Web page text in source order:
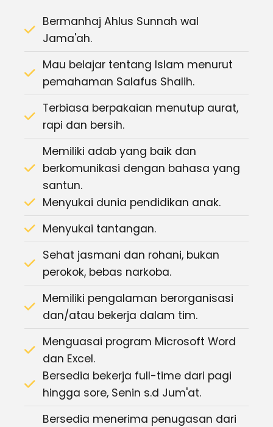
Bermanhaj Ahlus Sunnah wal
Jama'ah.
Mau belajar tentang Islam menurut
pemahaman Salafus Shalih.
Terbiasa berpakaian menutup aurat,
rapi dan bersih​.
Memiliki adab yang baik dan
berkomunikasi dengan bahasa yang
santun.
Menyukai dunia pendidikan anak.
Menyukai tantangan.
Sehat jasmani dan rohani, bukan
perokok, bebas narkoba.
Memiliki pengalaman berorganisasi
dan/atau bekerja dalam tim.
Menguasai program Microsoft Word
dan Excel.
Bersedia bekerja full-time dari pagi
hingga sore, Senin s.d Jum'at.
Bersedia menerima penugasan dari